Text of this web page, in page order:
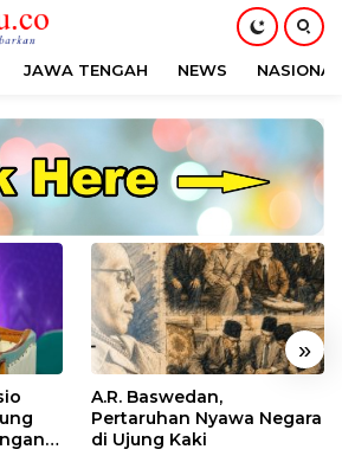
JAWA TENGAH NEWS NASIONAL
»
A.R. Baswedan,
Pertaruhan Nyawa Negara
di Ujung Kaki